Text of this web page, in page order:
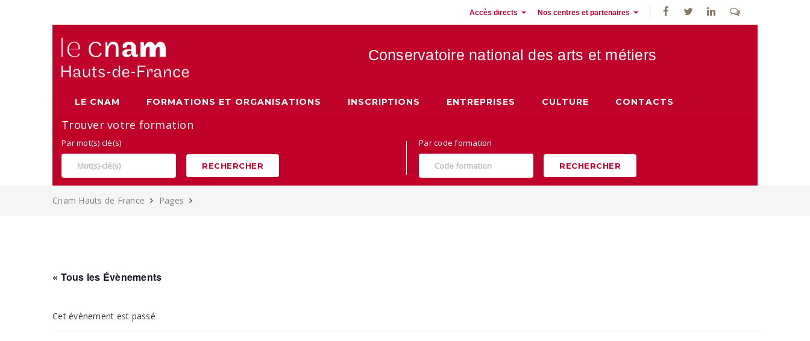
Accès directs Nos centres et partenaires
Conservatoire national des arts et métiers
LE CNAM FORMATIONS ET ORGANISATIONS INSCRIPTIONS ENTREPRISES CULTURE CONTACTS
Trouver votre formation
Par mot(s) clé(s)
RECHERCHER
Par code formation
RECHERCHER
Cnam Hauts de France Pages
« Tous les Évènements
Cet évènement est passé